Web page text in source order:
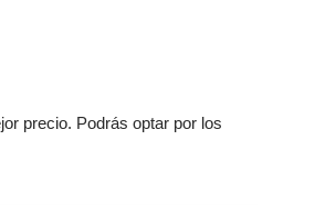
precio. Podrás optar por los